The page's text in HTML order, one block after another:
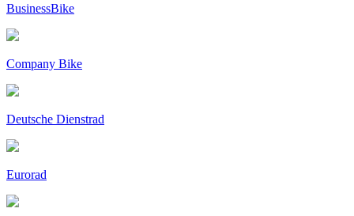
BusinessBike
Company Bike
Deutsche Dienstrad
Eurorad